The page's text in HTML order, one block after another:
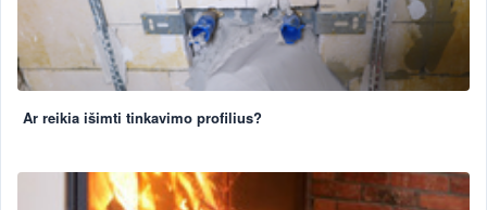
Ar reikia išimti tinkavimo profilius?